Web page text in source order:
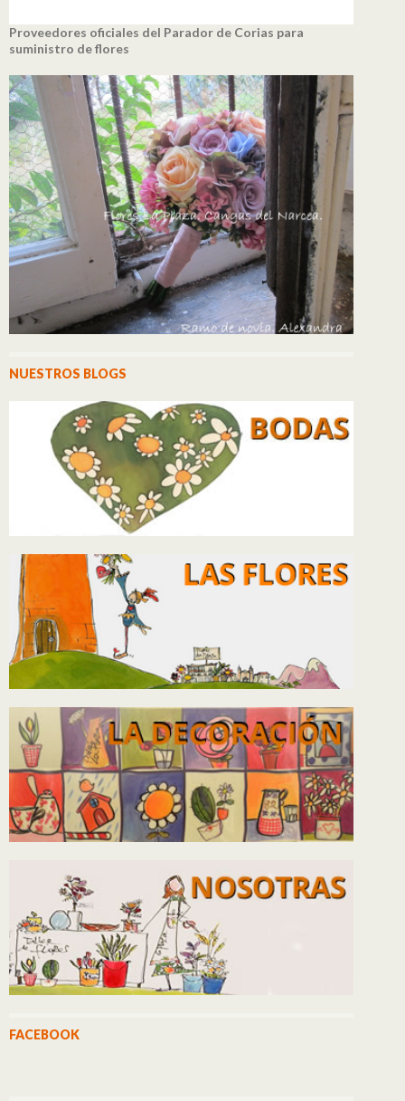
Proveedores oficiales del Parador de Corias para
suministro de flores
NUESTROS BLOGS
FACEBOOK